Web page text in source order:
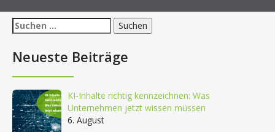
Suchen
nach:
Neueste Beiträge
KI-Inhalte richtig kennzeichnen: Was
Unternehmen jetzt wissen müssen
6. August